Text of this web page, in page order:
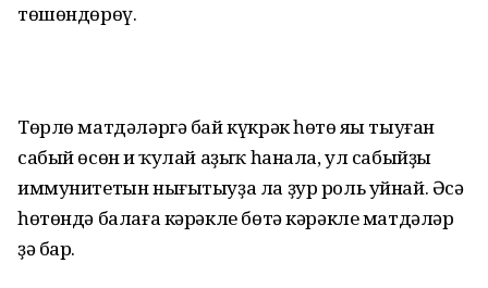
төшөндөрөү.
Төрлө матдәләргә бай күкрәк һөтө яңы тыуған
сабый өсөн иң ҡулай аҙыҡ һанала, ул сабыйҙың
иммунитетын нығытыуҙа ла ҙур роль уйнай. Әсә
һөтөндә балаға кәрәкле бөтә кәрәкле матдәләр
ҙә бар.